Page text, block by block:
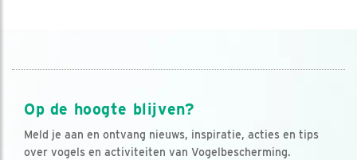
Op de hoogte blijven?
Meld je aan en ontvang nieuws, inspiratie, acties en tips
over vogels en activiteiten van Vogelbescherming.